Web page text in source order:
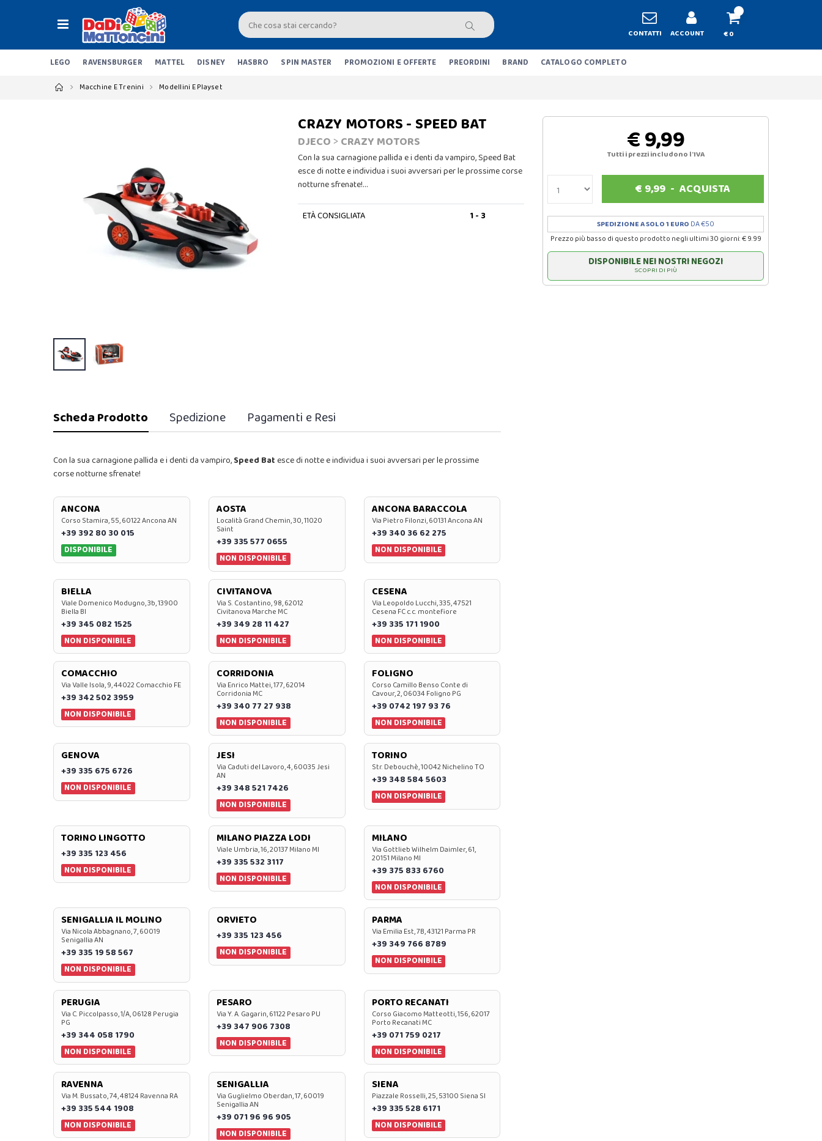
CONTATTI ACCOUNT € 0
LEGO RAVENSBURGER MATTEL DISNEY HASBRO SPIN MASTER PROMOZIONI E OFFERTE PREORDINI BRAND CATALOGO COMPLETO
Macchine E Trenini Modellini E Playset
CRAZY MOTORS - SPEED BAT
DJECO> CRAZY MOTORS
Con la sua carnagione pallida e i denti da vampiro, Speed ​​Bat
esce di notte e individua i suoi avversari per le prossime corse
notturne sfrenate!…
ETÀ CONSIGLIATA 1 - 3
€ 9,99
Tutti i prezzi includono l'IVA
€ 9,99 -ACQUISTA
SPEDIZIONE A SOLO 1 EURO DA €50
Prezzo più basso di questo prodotto negli ultimi 30 giorni: € 9.99
DISPONIBILE NEI NOSTRI NEGOZI
SCOPRI DI PIÙ
Scheda Prodotto Spedizione Pagamenti e Resi
Con la sua carnagione pallida e i denti da vampiro,Speed ​​Batesce di notte e individua i suoi avversari per le prossime
corse notturne sfrenate!
ANCONA
Corso Stamira, 55, 60122 Ancona AN
+39 392 80 30 015
DISPONIBILE
AOSTA
Località Grand Chemin, 30, 11020
Saint
+39 335 577 0655
NON DISPONIBILE
ANCONA BARACCOLA
Via Pietro Filonzi, 60131 Ancona AN
+39 340 36 62 275
NON DISPONIBILE
BIELLA
Viale Domenico Modugno, 3b, 13900
Biella BI
+39 345 082 1525
NON DISPONIBILE
CIVITANOVA
Via S. Costantino, 98, 62012
Civitanova Marche MC
+39 349 28 11 427
NON DISPONIBILE
CESENA
Via Leopoldo Lucchi, 335, 47521
Cesena FC c.c. montefiore
+39 335 171 1900
NON DISPONIBILE
COMACCHIO
Via Valle Isola, 9, 44022 Comacchio FE
+39 342 502 3959
NON DISPONIBILE
CORRIDONIA
Via Enrico Mattei, 177, 62014
Corridonia MC
+39 340 77 27 938
NON DISPONIBILE
FOLIGNO
Corso Camillo Benso Conte di
Cavour, 2, 06034 Foligno PG
+39 0742 197 93 76
NON DISPONIBILE
GENOVA
+39 335 675 6726
NON DISPONIBILE
JESI
Via Caduti del Lavoro, 4, 60035 Jesi
AN
+39 348 521 7426
NON DISPONIBILE
TORINO
Str. Debouchè, 10042 Nichelino TO
+39 348 584 5603
NON DISPONIBILE
TORINO LINGOTTO
+39 335 123 456
NON DISPONIBILE
MILANO PIAZZA LODI
Viale Umbria, 16, 20137 Milano MI
+39 335 532 3117
NON DISPONIBILE
MILANO
Via Gottlieb Wilhelm Daimler, 61,
20151 Milano MI
+39 375 833 6760
NON DISPONIBILE
SENIGALLIA IL MOLINO
Via Nicola Abbagnano, 7, 60019
Senigallia AN
+39 335 19 58 567
NON DISPONIBILE
ORVIETO
+39 335 123 456
NON DISPONIBILE
PARMA
Via Emilia Est, 7B, 43121 Parma PR
+39 349 766 8789
NON DISPONIBILE
PERUGIA
Via C. Piccolpasso, 1/A, 06128 Perugia
PG
+39 344 058 1790
NON DISPONIBILE
PESARO
Via Y. A. Gagarin, 61122 Pesaro PU
+39 347 906 7308
NON DISPONIBILE
PORTO RECANATI
Corso Giacomo Matteotti, 156, 62017
Porto Recanati MC
+39 071 759 0217
NON DISPONIBILE
RAVENNA
Via M. Bussato, 74, 48124 Ravenna RA
+39 335 544 1908
NON DISPONIBILE
SENIGALLIA
Via Guglielmo Oberdan, 17, 60019
Senigallia AN
+39 071 96 96 905
NON DISPONIBILE
SIENA
Piazzale Rosselli, 25, 53100 Siena SI
+39 335 528 6171
NON DISPONIBILE